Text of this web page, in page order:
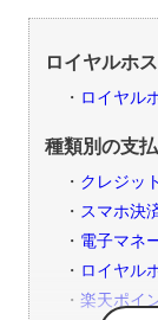
ロイヤルホ
ロイヤル
種類別の支
クレジッ
スマホ決
電子マネ
ロイヤル
楽天ポイ